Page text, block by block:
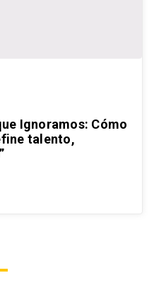
Ignoramos: Cómo
talento,